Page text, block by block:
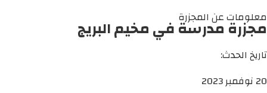
معلومات عن المجزرة
مجزرة مدرسة في مخيم البريج
تاريخ الحدث:
20 نوفمبر 2023